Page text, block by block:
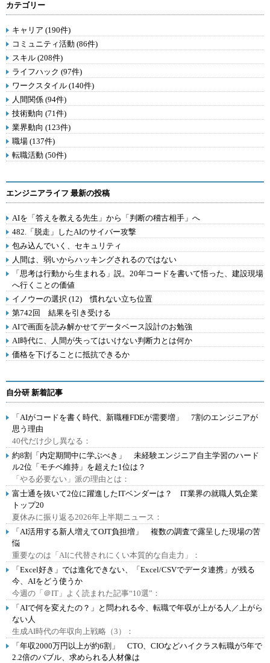
カテゴリー
キャリア (190件)
コミュニティ活動 (86件)
スキル (208件)
ライフハック (97件)
ワークスタイル (140件)
人間関係 (94件)
技術動向 (71件)
業界動向 (123件)
職場 (137件)
転職活動 (50件)
エンジニアライフ 最新の投稿
AIを「答えを教える先生」から「判断の稽古相手」へ
482.「脱走」したAIのサイバー攻撃
包み込んでいく、セキュリティ
人間は、弱いからハッキングされるのではない
「思考は行動から生まれる」説。20年コードを書いて悟った、建設現場
へ行くことの価値
イノウーの選択 (12) 慣れない立ち位置
第742回 結果を引き受ける
AIで画面を読み解かせてデータベース設計のお勉強
AI時代に、人間が失ってはいけない判断力とは何か
価格を下げることに抵抗できるか
自分研 新着記事
「AIがコードを書く時代、新職種FDEが需要増」 7割のエンジニアが
思う理由
40代だけ少し異なる：
約8割「内定期間中に学ぶべき」 未経験エンジニア自主学習のハード
ル2位「モチベ維持」を超えた1位は？
「やる必要ない」派の理由とは：
富士通を抜いて2位に躍進したITベンダーは？ IT業界の就職人気企業
トップ20
夏休みに振り返る2026年上半期ニュース：
「AI活用する新人増えてOJT負担増」 複数の調査で露呈した現場の苦
悩
重要なのは「AIに代替されにくい本質的な自走力」：
「Excel好き」では進化できない、「Excel/CSVでデータ連携」が残る
今、AIをどう使うか
今週の「＠IT」よく読まれた記事“10選”：
「AIで何を変えたの？」と問われる今、転職で年収が上がる人／上がら
ない人
生成AI時代の年収向上戦略（3）：
「年収2000万円以上が約6割」 CTO、CIOなどハイクラス転職が5年で
2.2倍のバブル、求められる人材像は